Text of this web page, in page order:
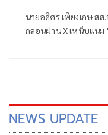
นายอดิศร เพียงเกษ ส
กลอนผ่าน X เหน็บแนม
NEWS UPDATE